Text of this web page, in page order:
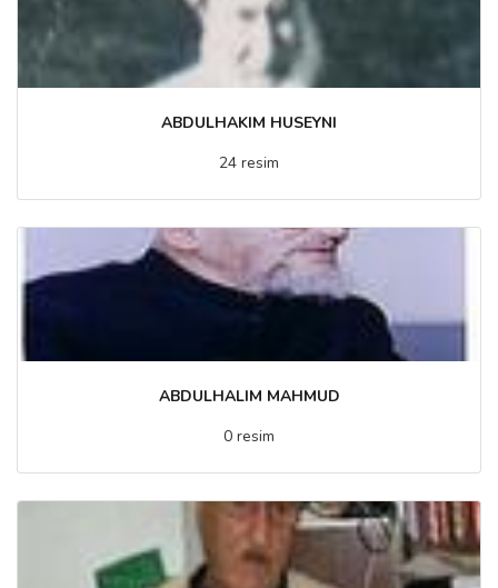
ABDULHAKIM HUSEYNI
24 resim
ABDULHALIM MAHMUD
0 resim